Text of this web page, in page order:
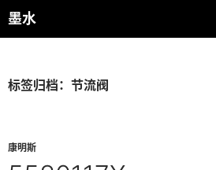
跳
至
墨水
搜
索
标签归档：节流阀
康明斯